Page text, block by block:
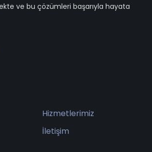
ve bu çözümleri başarıyla hayata
Hizmetlerimiz
İletişim